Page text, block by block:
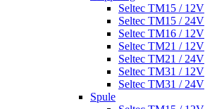
Seltec TM15 / 12V
Seltec TM15 / 24V
Seltec TM16 / 12V
Seltec TM21 / 12V
Seltec TM21 / 24V
Seltec TM31 / 12V
Seltec TM31 / 24V
Spule